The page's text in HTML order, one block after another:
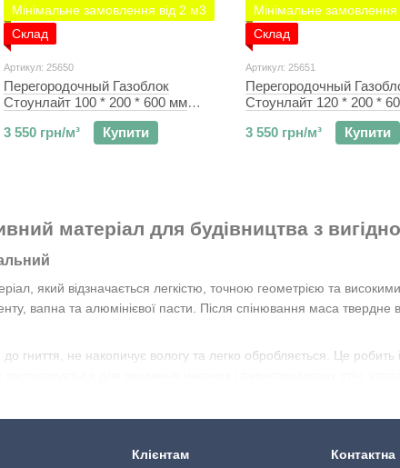
матеріал для будівництва з
який відзначається легкістю, точною геометрією та
вапна та алюмінієвої пасти. Після спінювання маса
гниття, не накопичує вологу та легко обробляється. Це
для несучих стін із високим рівнем тепло- та шумоізоляції.
Мінімальне замовлення від 2 м3
Склад
Артикул: 25650
Перегородочный Газоблок
Стоунлайт 100 * 200 * 600 мм
D400/D500 Склад
3 550 грн/м³
Купити
Мінімальне замовлення
Склад
Артикул: 25651
Перегородочный
Стоунлайт 120 * 200 *
D400/D500 Склад
3 550 грн/м³
Купити
Клієнтам